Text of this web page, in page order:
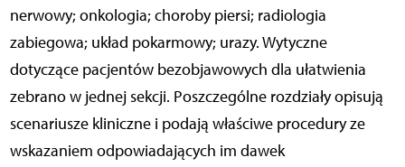
nerwowy; onkologia; choroby piersi; radiologia
zabiegowa; układ pokarmowy; urazy. Wytyczne
dotyczące pacjentów bezobjawowych dla ułatwienia
zebrano w jednej sekcji. Poszczególne rozdziały opisują
scenariusze kliniczne i podają właściwe procedury ze
wskazaniem odpowiadających im dawek